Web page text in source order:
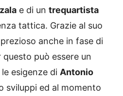
e di un trequartista
tattica. Grazie al suo
anche in fase di
può essere un
esigenze di Antonio
sviluppi ed al momento